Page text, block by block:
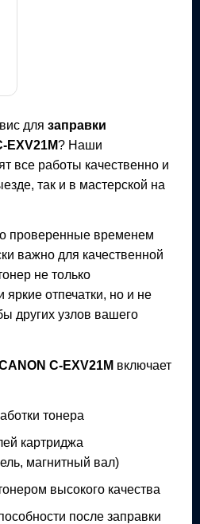
для заправки
EXV21M? Наши
все работы качественно и
так и в мастерской на
проверенные временем
важно для качественной
не только
яркие отпечатки, но и не
других узлов вашего
C-EXV21M включает
тонера
картриджа
магнитный вал)
высокого качества
после заправки